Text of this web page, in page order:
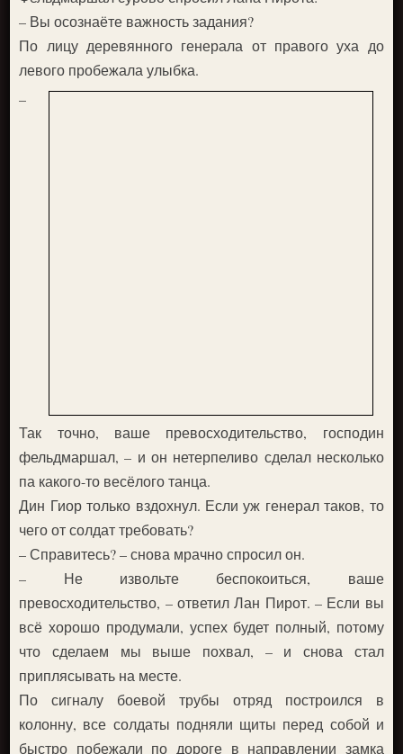
– Вы осознаёте важность задания?
По лицу деревянного генерала от правого уха до
левого пробежала улыбка.
–
Так точно, ваше превосходительство, господин
фельдмаршал, – и он нетерпеливо сделал несколько
па какого-то весёлого танца.
Дин Гиор только вздохнул. Если уж генерал таков, то
чего от солдат требовать?
– Справитесь? – снова мрачно спросил он.
– Не извольте беспокоиться, ваше
превосходительство, – ответил Лан Пирот. – Если вы
всё хорошо продумали, успех будет полный, потому
что сделаем мы выше похвал, – и снова стал
приплясывать на месте.
По сигналу боевой трубы отряд построился в
колонну, все солдаты подняли щиты перед собой и
быстро побежали по дороге в направлении замка